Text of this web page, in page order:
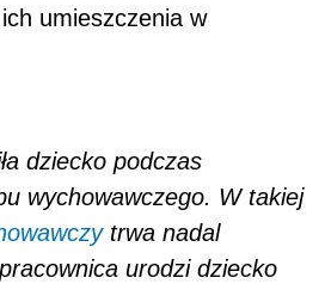
umieszczenia w
dziecko podczas
wychowawczego. W takiej
trwa nadal
urodzi dziecko